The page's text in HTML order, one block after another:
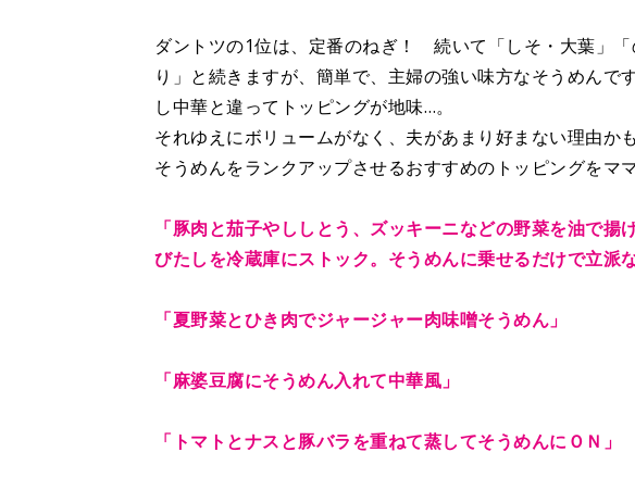
ダントツの1位は、定番のねぎ！ 続いて「しそ・大葉」
り」と続きますが、簡単で、主婦の強い味方なそうめんで
し中華と違ってトッピングが地味…。
それゆえにボリュームがなく、夫があまり好まない理由か
そうめんをランクアップさせるおすすめのトッピングをマ
「豚肉と茄子やししとう、ズッキーニなどの野菜を油で
びたしを冷蔵庫にストック。そうめんに乗せるだけで立派
「夏野菜とひき肉でジャージャー肉味噌そうめん」
「麻婆豆腐にそうめん入れて中華風」
「トマトとナスと豚バラを重ねて蒸してそうめんにＯＮ」